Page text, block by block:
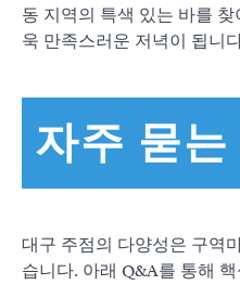
동 지역의 특색 있는 바를
욱 만족스러운 저녁이 됩니
자주 묻
대구 주점의 다양성은 구역
습니다. 아래 Q&A를 통해